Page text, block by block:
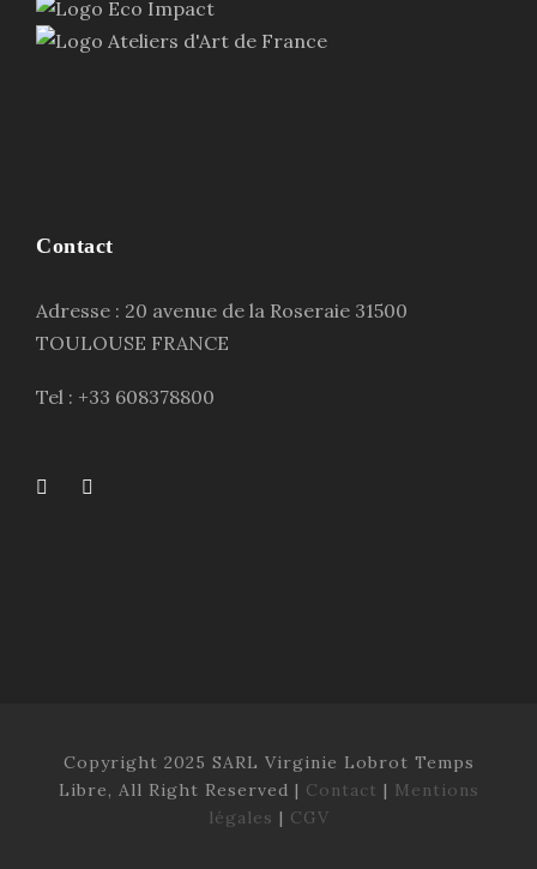
Contact
Adresse : 20 avenue de la Roseraie 31500
TOULOUSE FRANCE
Tel : +33 608378800
Copyright 2025 SARL Virginie Lobrot Temps
Libre, All Right Reserved | Contact | Mentions
légales | CGV